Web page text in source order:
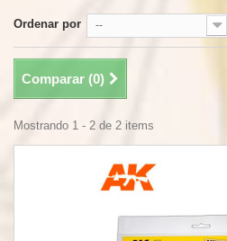
Ordenar por --
Comparar (0)
Mostrando 1 - 2 de 2 items